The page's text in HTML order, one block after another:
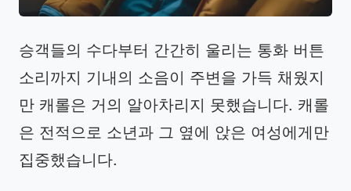
승객들의 수다부터 간간히 울리는 통화 버튼
소리까지 기내의 소음이 주변을 가득 채웠지
만 캐롤은 거의 알아차리지 못했습니다. 캐롤
은 전적으로 소년과 그 옆에 앉은 여성에게만
집중했습니다.